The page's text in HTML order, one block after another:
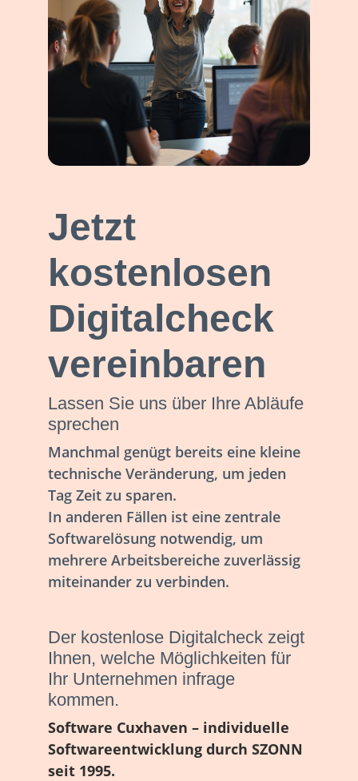
Jetzt
kostenlosen
Digitalcheck
vereinbaren
Lassen Sie uns über Ihre Abläufe
sprechen
Manchmal genügt bereits eine kleine
technische Veränderung, um jeden
Tag Zeit zu sparen.
In anderen Fällen ist eine zentrale
Softwarelösung notwendig, um
mehrere Arbeitsbereiche zuverlässig
miteinander zu verbinden.
Der kostenlose Digitalcheck zeigt
Ihnen, welche Möglichkeiten für
Ihr Unternehmen infrage
kommen.
Software Cuxhaven – individuelle
Softwareentwicklung durch SZONN
seit 1995.